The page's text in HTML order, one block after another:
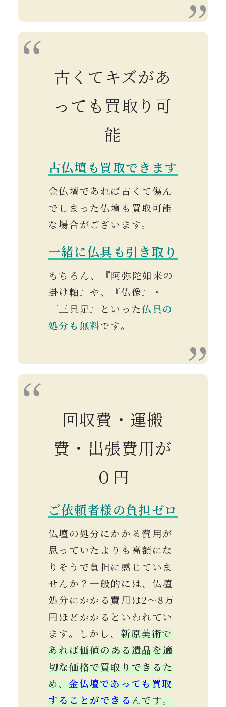
古くてキズがあ
っても買取り可
能
古仏壇も買取できます
金仏壇であれば古くて傷ん
でしまった仏壇も買取可能
な場合がございます。
一緒に仏具も引き取り
もちろん、『阿弥陀如来の
掛け軸』や、『仏像』・
『三具足』といった仏具の
処分も無料です。
回収費・運搬
費・出張費用が
０円
ご依頼者様の負担ゼロ
仏壇の処分にかかる費用が
思っていたよりも高額にな
りそうで負担に感じていま
せんか？一般的には、仏壇
処分にかかる費用は2〜8万
円ほどかかるといわれてい
ます。しかし、 新原美術で
あれば価値のある遺品を適
切な価格で買取り できる た
め、金仏壇であっても買取
することができる んです。